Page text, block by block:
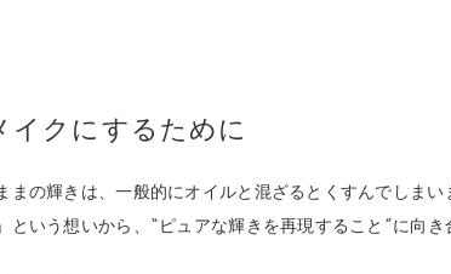
イクにするために
の輝きは、一般的にオイルと混ざるとくすんでしまい
いう想いから、“ピュアな輝きを再現すること”に向き